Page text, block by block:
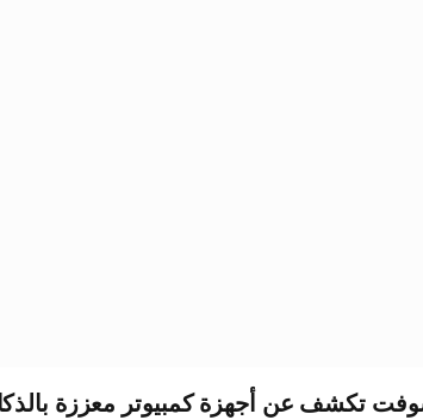
تكشف عن أجهزة كمبيوتر معززة